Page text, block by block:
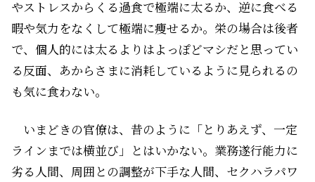
やストレスからくる過食で極端に太るか、逆に食べる
暇や気力をなくして極端に痩せるか。栄の場合は後者
で、個人的には太るよりはよっぽどマシだと思ってい
る反面、あからさまに消耗しているように見られるの
も気に食わない。
いまどきの官僚は、昔のように「とりあえず、一定
ラインまでは横並び」とはいかない。業務遂行能力に
劣る人間、周囲との調整が下手な人間、セクハラパワ